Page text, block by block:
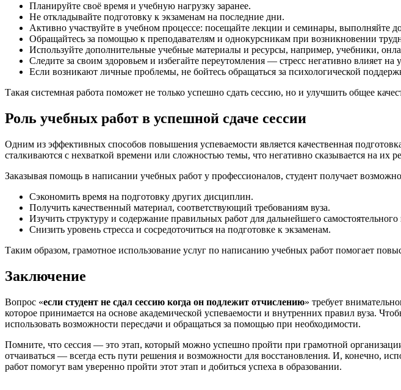
Планируйте своё время и учебную нагрузку заранее.
Не откладывайте подготовку к экзаменам на последние дни.
Активно участвуйте в учебном процессе: посещайте лекции и семинары, выполняйте
Обращайтесь за помощью к преподавателям и однокурсникам при возникновении
Используйте дополнительные учебные материалы и ресурсы, например, учебники,
Следите за своим здоровьем и избегайте переутомления — стресс негативно влияет на
Если возникают личные проблемы, не бойтесь обращаться за психологической
Такая системная работа поможет не только успешно сдать сессию, но и улучшить общее
Роль учебных работ в успешной сдаче сессии
Одним из эффективных способов повышения успеваемости является качественная
сталкиваются с нехваткой времени или сложностью темы, что негативно сказывается на их
Заказывая помощь в написании учебных работ у профессионалов, студент получает
Сэкономить время на подготовку других дисциплин.
Получить качественный материал, соответствующий требованиям вуза.
Изучить структуру и содержание правильных работ для дальнейшего
Снизить уровень стресса и сосредоточиться на подготовке к экзаменам.
Таким образом, грамотное использование услуг по написанию учебных работ помогает
Заключение
Вопрос «если студент не сдал сессию когда он подлежит отчислению» требует
которое принимается на основе академической успеваемости и внутренних правил вуза.
использовать возможности пересдачи и обращаться за помощью при необходимости.
Помните, что сессия — это этап, который можно успешно пройти при грамотной
отчаиваться — всегда есть пути решения и возможности для восстановления. И, конечно,
работ помогут вам уверенно пройти этот этап и добиться успеха в образовании.